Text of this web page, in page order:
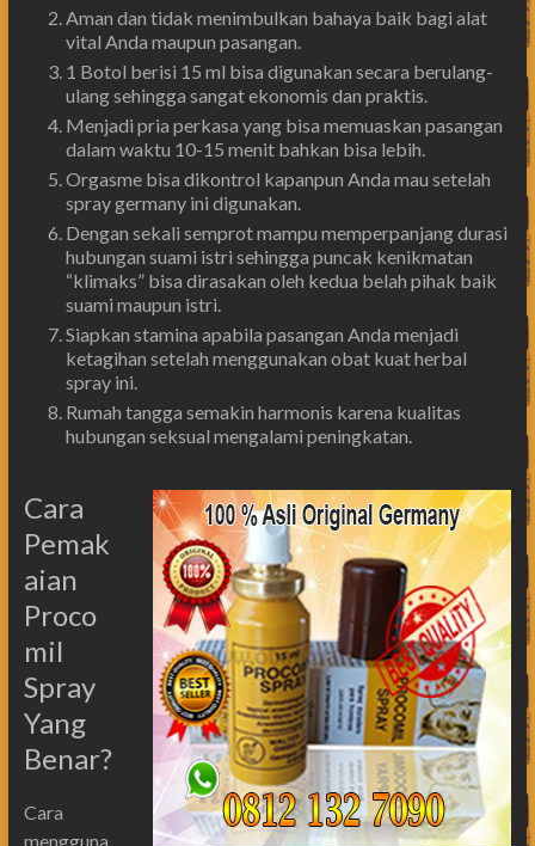
Aman dan tidak menimbulkan bahaya baik bagi alat
vital Anda maupun pasangan.
1 Botol berisi 15 ml bisa digunakan secara berulang-
ulang sehingga sangat ekonomis dan praktis.
Menjadi pria perkasa yang bisa memuaskan pasangan
dalam waktu 10-15 menit bahkan bisa lebih.
Orgasme bisa dikontrol kapanpun Anda mau setelah
spray germany ini digunakan.
Dengan sekali semprot mampu memperpanjang durasi
hubungan suami istri sehingga puncak kenikmatan
“klimaks” bisa dirasakan oleh kedua belah pihak baik
suami maupun istri.
Siapkan stamina apabila pasangan Anda menjadi
ketagihan setelah menggunakan obat kuat herbal
spray ini.
Rumah tangga semakin harmonis karena kualitas
hubungan seksual mengalami peningkatan.
Cara
Pemak
aian
Proco
mil
Spray
Yang
Benar?
Cara
mengguna